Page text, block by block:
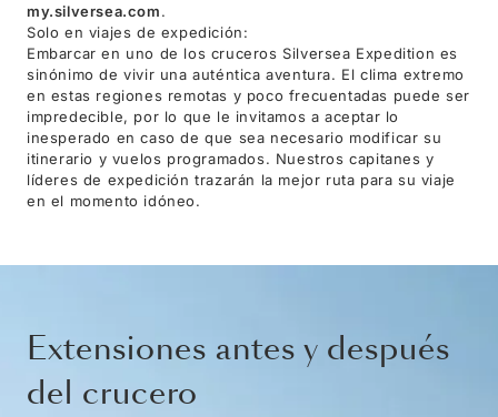
my.silversea.com.
Solo en viajes de expedición:
Embarcar en uno de los cruceros Silversea Expedition es
sinónimo de vivir una auténtica aventura. El clima extremo
en estas regiones remotas y poco frecuentadas puede ser
impredecible, por lo que le invitamos a aceptar lo
inesperado en caso de que sea necesario modificar su
itinerario y vuelos programados. Nuestros capitanes y
líderes de expedición trazarán la mejor ruta para su viaje
en el momento idóneo.
Extensiones antes y después
del crucero